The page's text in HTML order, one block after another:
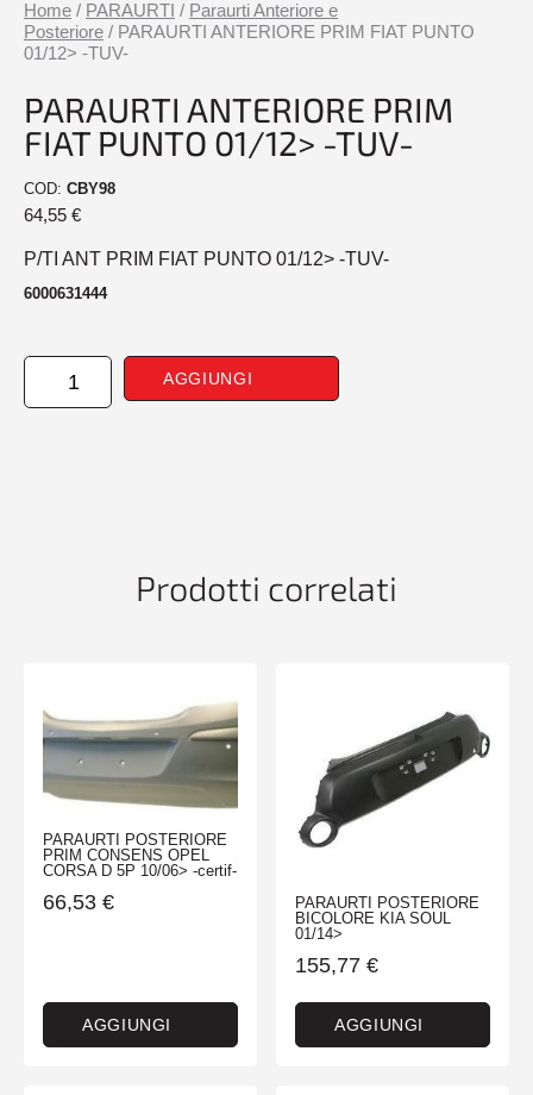
Home / PARAURTI / Paraurti Anteriore e
Posteriore / PARAURTI ANTERIORE PRIM FIAT PUNTO
01/12> -TUV-
PARAURTI ANTERIORE PRIM
FIAT PUNTO 01/12> -TUV-
COD: CBY98
64,55 €
P/TI ANT PRIM FIAT PUNTO 01/12> -TUV-
6000631444
PARAURTI
ANTERIORE
AGGIUNGI
Prodotti correlati
PARAURTI POSTERIORE
PRIM CONSENS OPEL
CORSA D 5P 10/06> -certif-
66,53 €
AGGIUNGI
PARAURTI POSTERIORE
BICOLORE KIA SOUL
01/14>
155,77 €
AGGIUNGI